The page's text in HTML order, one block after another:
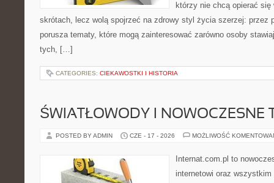
którzy nie chcą opierać się
skrótach, lecz wolą spojrzeć na zdrowy styl życia szerzej: przez
porusza tematy, które mogą zainteresować zarówno osoby
tych, […]
CATEGORIES: CIEKAWOSTKI I HISTORIA
ŚWIATŁOWODY I NOWOCZESNE
POSTED BY ADMIN CZE - 17 - 2026 MOŻLIWOŚĆ
Internat.com.pl to
internetowi oraz